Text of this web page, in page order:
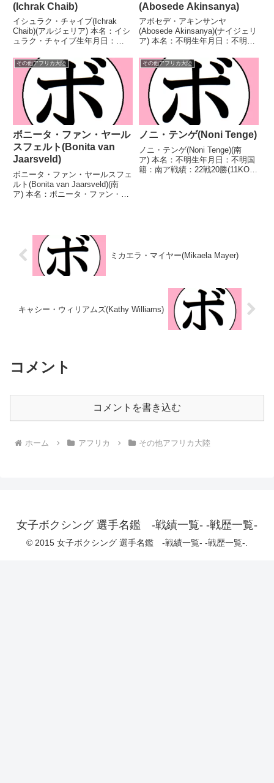
(Ichrak Chaib)
イシュラク・チャイブ(Ichrak
Chaib)(アルジェリア) 本名：イシ
ュラク・チャイブ生年月日：
ア戦績：3戦3勝 【獲得タイト
ル】2022年度アフリカ選手権女
子ウェルター級優勝(アマチュ
ア)2023...
(Abosede Akinsanya)
アボセデ・アキンサンヤ
(Abosede Akinsanya)(ナイジェリ
ア) 本名：不明生年月日：不明国
(5KO) 【獲得タイトル】な
し 【戦歴】2022/02/27 ○4R判
定 2-1(37-39、39-38...
その他アフリカ大陸
ボニータ・ファン・ヤール
スフェルト(Bonita van
Jaarsveld)
ボニータ・ファン・ヤールスフェ
ルト(Bonita van Jaarsveld)(南
ア) 本名：ボニータ・ファン・ヤ
ル】南アフリカ女子ライ...
その他アフリカ大陸
ノニ・テンゲ(Noni Tenge)
ノニ・テンゲ(Noni Tenge)(南
ア) 本名：不明生年月日：不明国
籍：南ア戦績：22戦20勝(11KO)1
ミカエラ・マイヤー(Mikaela Mayer)
キャシー・ウィリアムズ(Kathy Williams)
コメント
コメントを書き込む
ホーム アフリカ その他アフリカ大陸
女子ボクシング 選手名鑑 -戦績一覧- -戦歴一覧-
© 2015 女子ボクシング 選手名鑑 -戦績一覧- -戦歴一覧-.